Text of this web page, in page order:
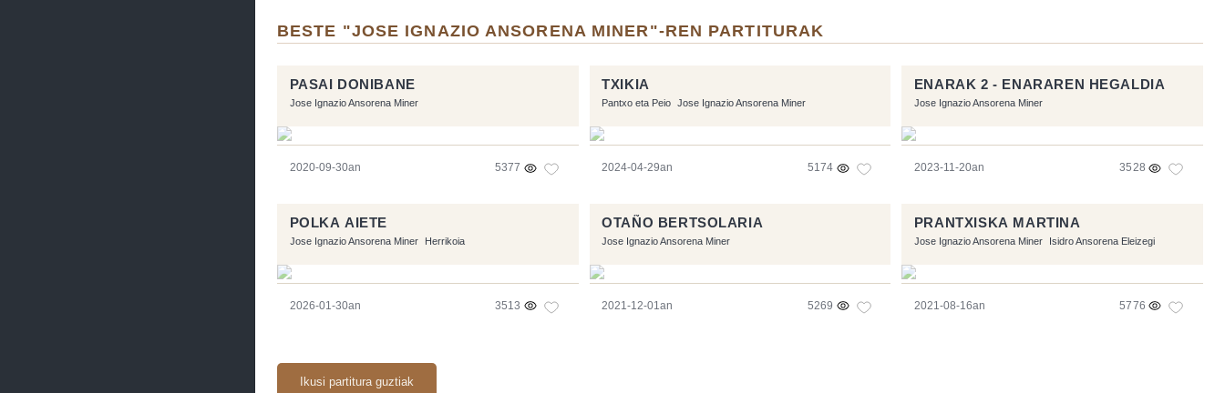
BESTE "JOSE IGNAZIO ANSORENA MINER"-REN PARTITURAK
PASAI DONIBANE
Jose Ignazio Ansorena Miner
2020-09-30an 5377
TXIKIA
Pantxo eta Peio Jose Ignazio Ansorena Miner
2024-04-29an 5174
ENARAK 2 - ENARAREN HEGALDIA
Jose Ignazio Ansorena Miner
2023-11-20an 3528
POLKA AIETE
Jose Ignazio Ansorena Miner Herrikoia
2026-01-30an 3513
OTAÑO BERTSOLARIA
Jose Ignazio Ansorena Miner
2021-12-01an 5269
PRANTXISKA MARTINA
Jose Ignazio Ansorena Miner Isidro Ansorena Eleizegi
2021-08-16an 5776
Ikusi partitura guztiak